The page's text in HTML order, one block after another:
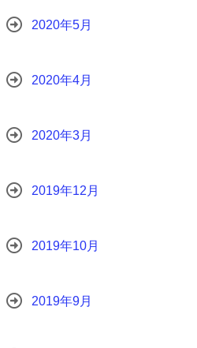
2020年5月
2020年4月
2020年3月
2019年12月
2019年10月
2019年9月